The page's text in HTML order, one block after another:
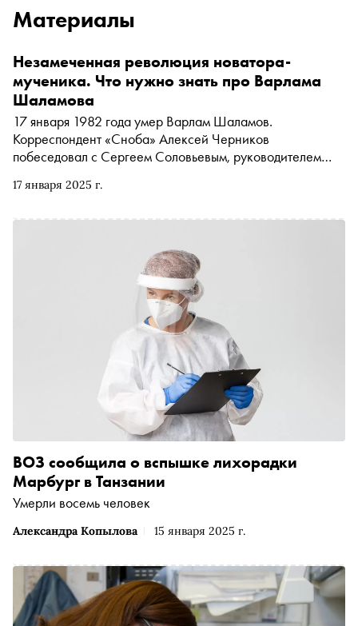
Материалы
17 января 2025 г.
Незамеченная революция новатора-
мученика. Что нужно знать про Варлама
Шаламова
17 января 1982 года умер Варлам Шаламов.
Корреспондент «Сноба» Алексей Черников
побеседовал с Сергеем Соловьевым, руководителем
Российского государственного архива социально-
Шаламов совершил в литературе, чем он отличается от
концлагерю» и тотальному «Диснейленду», как
сохранить себя в нечеловеческих условиях и грозят ли
они нам в скором будущем
Александра Копылова 15 января 2025 г.
ВОЗ сообщила о вспышке лихорадки
Марбург в Танзании
Умерли восемь человек